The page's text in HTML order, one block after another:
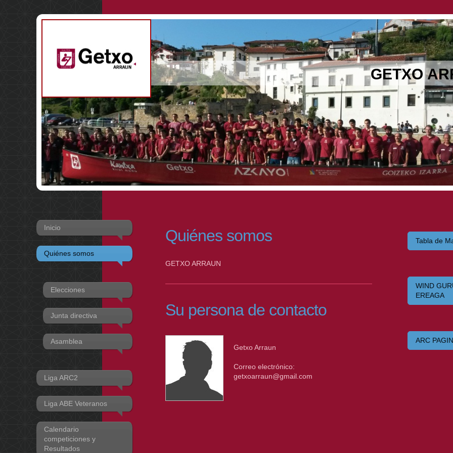
GETXO
Inicio
Quiénes somos
Elecciones
Junta directiva
Asamblea
Liga ARC2
Liga ABE Veteranos
Calendario
competiciones y
Resultados
Quiénes somos
GETXO ARRAUN
Su persona de contacto
Getxo Arraun
Correo electrónico:
getxoarraun@gmail.com
Tabla de
WIND
EREAGA
ARC